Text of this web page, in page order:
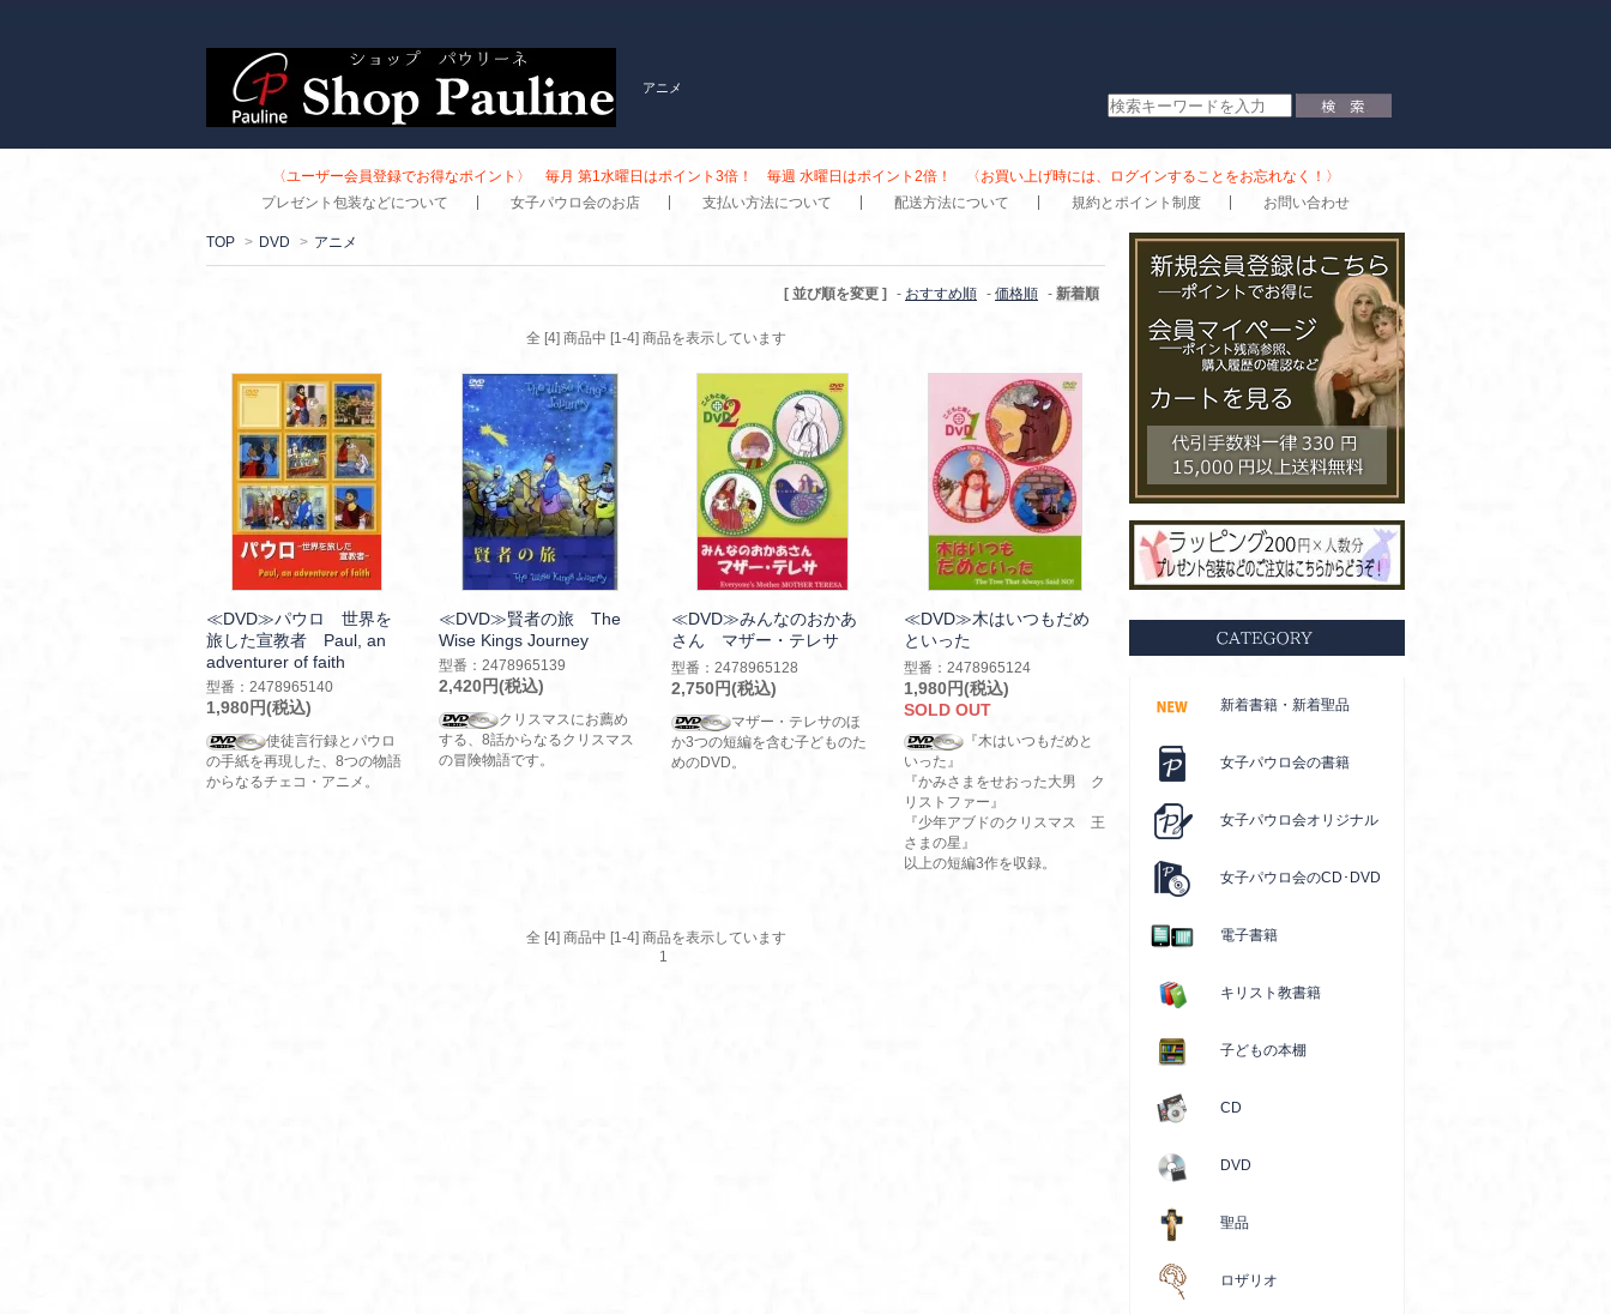
アニメ
〈ユーザー会員登録でお得なポイント〉 毎月 第1水曜日はポイント3倍！ 毎週 水曜日はポイント2倍！ 〈お買い上げ時には、ログインすることをお忘れなく！〉
プレゼント包装などについて
女子パウロ会のお店 支払い方法について 配送方法について 規約とポイント制度 お問い合わせ
TOP > DVD > アニメ
[ 並び順を変更 ] - おすすめ順 - 価格順 - 新着順
全 [4] 商品中 [1-4] 商品を表示しています
≪DVD≫パウロ 世界を
旅した宣教者 Paul, an
adventurer of faith
型番：2478965140
1,980円(税込)
使徒言行録とパウロ
の手紙を再現した、8つの物語
からなるチェコ・アニメ。
≪DVD≫賢者の旅 The
Wise Kings Journey
型番：2478965139
2,420円(税込)
クリスマスにお薦め
する、8話からなるクリスマス
の冒険物語です。
≪DVD≫みんなのおかあ
さん マザー・テレサ
型番：2478965128
2,750円(税込)
マザー・テレサのほ
か3つの短編を含む子どものた
めのDVD。
≪DVD≫木はいつもだめ
といった
型番：2478965124
1,980円(税込)
SOLD OUT
『木はいつもだめと
いった』
『かみさまをせおった大男 ク
リストファー』
『少年アブドのクリスマス 王
さまの星』
以上の短編3作を収録。
全 [4] 商品中 [1-4] 商品を表示しています
1
新着書籍・新着聖品
女子パウロ会の書籍
女子パウロ会オリジナル
女子パウロ会のCD･DVD
電子書籍
キリスト教書籍
子どもの本棚
CD
DVD
聖品
ロザリオ